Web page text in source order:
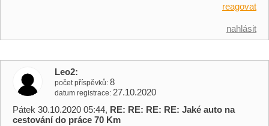
reagovat
nahlásit
Leo2
počet příspěvků 8
datum registrace 27.10.2020
Pátek 30.10.2020 05:44, RE: RE: RE: RE: Jaké auto na
cestování do práce 70 Km